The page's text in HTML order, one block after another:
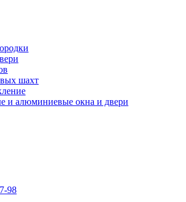
шахт
и алюминиевые окна и двери
98